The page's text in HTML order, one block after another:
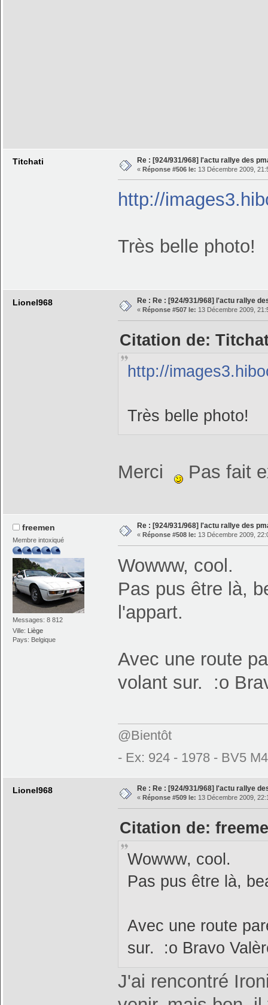
Titchati Re : [924/931/968] l'actu rallye des
« Réponse #506 le: 13 Décembre 2009,
http://
Très belle photo!
Lionel968 Re : Re : [924/931/968] l'actu rallye
« Réponse #507 le: 13 Décembre 2009,
Citation de:
http://
Très belle photo!
Merci Pas fait
freemen
Membre intoxiqué
Messages: 8 812
Ville: Liège
Pays: Belgique
Re : [924/931/968] l'actu rallye des
« Réponse #508 le: 13 Décembre 2009,
Wowww, cool.
Pas pus être là,
l'appart.
Avec une route
volant sur. :o
@Bientôt
- Ex: 924 - 1978 - BV5
Lionel968 Re : Re : [924/931/968] l'actu rallye
« Réponse #509 le: 13 Décembre 2009,
Citation de:
Wowww, cool.
Pas pus être là,
Avec une route
sur. :o Bravo
J'ai rencontré